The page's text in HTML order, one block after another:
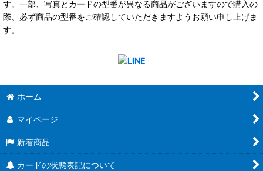
す。一部、写真とカードの型番が異なる商品がございますので購入の
際、必ず商品の型番をご確認していただきますようお願い申し上げま
す。
ホーム
マイページ
新着商品
カードの状態表記について